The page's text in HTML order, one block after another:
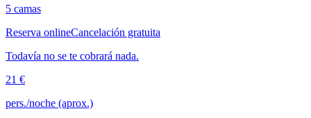
5 camas
Reserva onlineCancelación gratuita
Todavía no se te cobrará nada.
21 €
pers./noche (aprox.)